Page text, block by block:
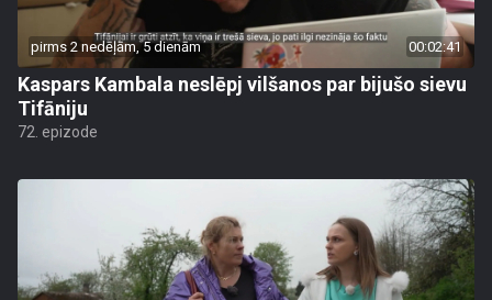
pirms 2 nedēļām, 5 dienām 00:02:41
Kaspars Kambala neslēpj vilšanos par bijušo sievu
Tifāniju
72. epizode